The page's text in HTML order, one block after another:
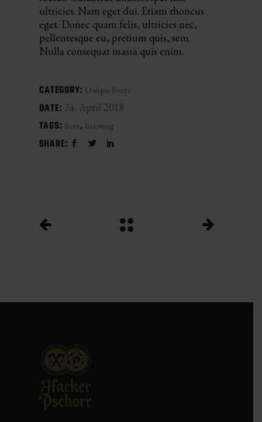
ultricies. Nam eget dui. Etiam rhoncus
eget. Donec quam felis, ultricies nec,
pellentesque eu, pretium quis, sem.
Nulla consequat massa quis enim.
CATEGORY: Unique Beers
DATE: 24. April 2018
TAGS: Beer Brewing
SHARE: